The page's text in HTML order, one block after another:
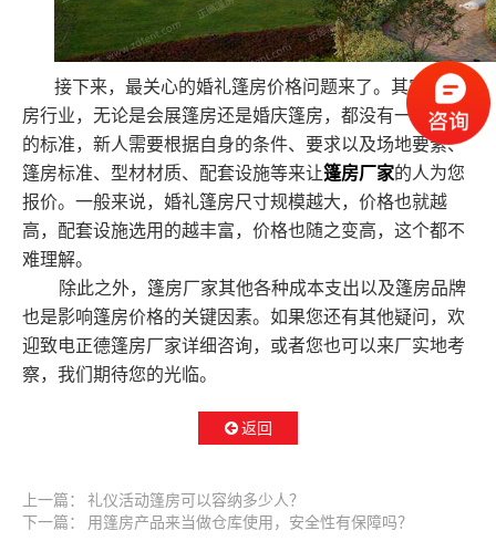
接下来，最关心的婚礼篷房价格问题来了。其实在篷
房行业，无论是会展篷房还是婚庆篷房，都没有一个统一
的标准，新人需要根据自身的条件、要求以及场地要素、
篷房标准、型材材质、配套设施等来让篷房厂家的人为您
报价。一般来说，婚礼篷房尺寸规模越大，价格也就越
高，配套设施选用的越丰富，价格也随之变高，这个都不
难理解。
除此之外，篷房厂家其他各种成本支出以及篷房品牌
也是影响篷房价格的关键因素。如果您还有其他疑问，欢
迎致电正德篷房厂家详细咨询，或者您也可以来厂实地考
察，我们期待您的光临。
返回
上一篇： 礼仪活动篷房可以容纳多少人？
下一篇： 用篷房产品来当做仓库使用，安全性有保障吗？